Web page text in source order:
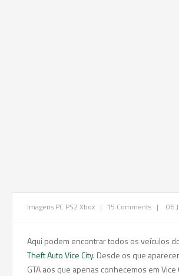
Imagens PC PS2 Xbox | 15 Comments | 06
Aqui podem encontrar todos os veículos
Theft Auto Vice City. Desde os que
GTA aos que apenas conhecemos em Vice